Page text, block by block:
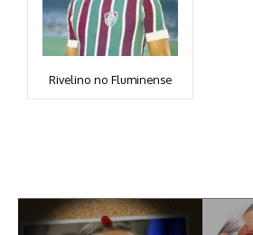
Rivelino no Fluminense